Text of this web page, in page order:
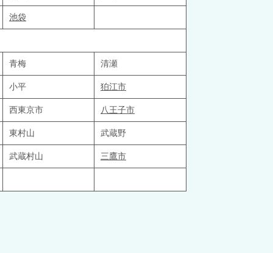
池袋
青梅 清瀬
小平 狛江市
西東京市 八王子市
東村山 武蔵野
武蔵村山 三鷹市